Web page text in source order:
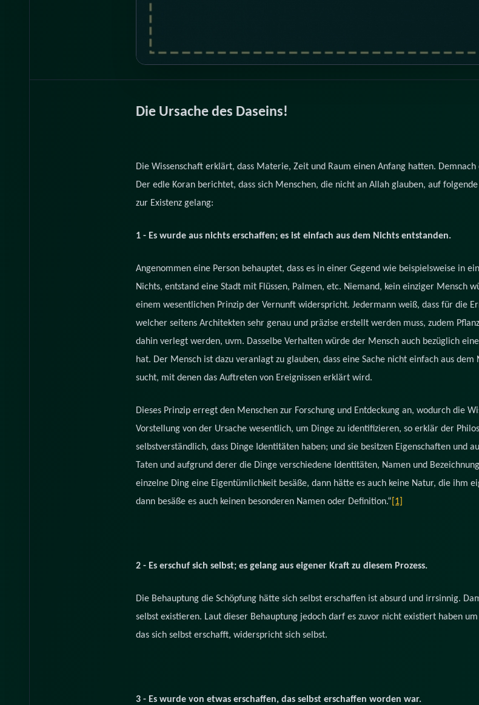
Die Ursache des Daseins!
Die Wissenschaft erklärt, dass Materie, Zeit und Raum einen Anfang hatten.
Der edle Koran berichtet, dass sich Menschen, die nicht an Allah glauben, auf
zur Existenz gelang:
1 - Es wurde aus nichts erschaffen; es ist einfach aus dem Nichts entstanden.
Angenommen eine Person behauptet, dass es in einer Gegend wie beispielsweise in
Nichts, entstand eine Stadt mit Flüssen, Palmen, etc. Niemand, kein einziger Mensch
einem wesentlichen Prinzip der Vernunft widerspricht. Jedermann weiß, dass für die
welcher seitens Architekten sehr genau und präzise erstellt werden muss, zudem
dahin verlegt werden, uvm. Dasselbe Verhalten würde der Mensch auch bezüglich
hat. Der Mensch ist dazu veranlagt zu glauben, dass eine Sache nicht einfach aus
sucht, mit denen das Auftreten von Ereignissen erklärt wird.
Dieses Prinzip erregt den Menschen zur Forschung und Entdeckung an, wodurch die
Vorstellung von der Ursache wesentlich, um Dinge zu identifizieren, so erklär der
selbstverständlich, dass Dinge Identitäten haben; und sie besitzen Eigenschaften und
Taten und aufgrund derer die Dinge verschiedene Identitäten, Namen und
einzelne Ding eine Eigentümlichkeit besäße, dann hätte es auch keine Natur, die ihm
dann besäße es auch keinen besonderen Namen oder Definition.“ [1]
2 - Es erschuf sich selbst; es gelang aus eigener Kraft zu diesem Prozess.
Die Behauptung die Schöpfung hätte sich selbst erschaffen ist absurd und irrsinnig.
selbst existieren. Laut dieser Behauptung jedoch darf es zuvor nicht existiert haben
das sich selbst erschafft, widerspricht sich selbst.
3 - Es wurde von etwas erschaffen, das selbst erschaffen worden war.